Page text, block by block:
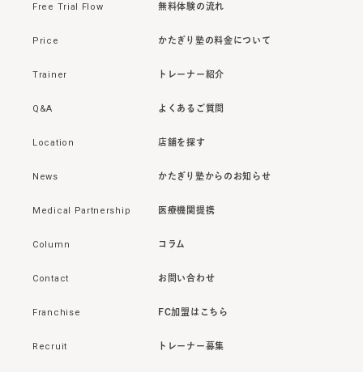
Free Trial Flow 無料体験の流れ
Price かたぎり塾の料金について
Trainer トレーナー紹介
Q&A よくあるご質問
Location 店舗を探す
News かたぎり塾からのお知らせ
Medical Partnership 医療機関提携
Column コラム
Contact お問い合わせ
Franchise FC加盟はこちら
Recruit トレーナー募集